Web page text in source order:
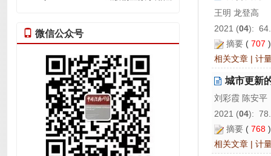
王明 龙登高
2021 (04):
摘要 ( 707
相关文章 | 计
城市更新
刘彩霞 陈安平
2021 (04):
摘要 ( 768
相关文章 | 计
微信公众号